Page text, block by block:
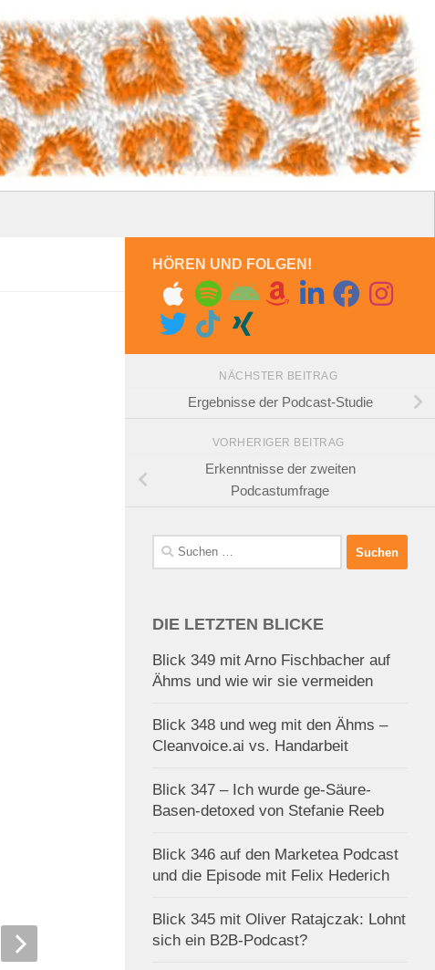
Blick 83 auf einen Versprecher
und Podnotes
Der 27. Blick – Business-
HÖREN UND FOLGEN!
NÄCHSTER BEITRAG
Ergebnisse der Podcast-Studie
VORHERIGER BEITRAG
Erkenntnisse der zweiten
Podcastumfrage
Suchen
nach:
DIE LETZTEN BLICKE
Blick 349 mit Arno Fischbacher auf
Ähms und wie wir sie vermeiden
Blick 348 und weg mit den Ähms –
Cleanvoice.ai vs. Handarbeit
Blick 347 – Ich wurde ge-Säure-
Basen-detoxed von Stefanie Reeb
Blick 346 auf den Marketea Podcast
und die Episode mit Felix Hederich
Blick 345 mit Oliver Ratajczak: Lohnt
sich ein B2B-Podcast?